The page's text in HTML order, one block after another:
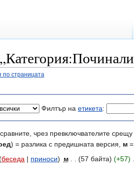
по страницата
Филтър на етикета:
чрез превключвателите
) = разлика с предишната версия, м
беседа | приноси) м (57 байта) (+57)